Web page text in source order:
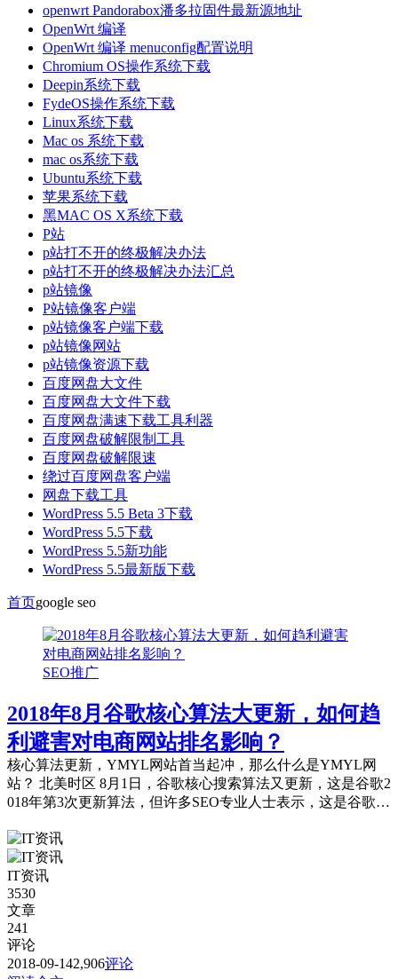
openwrt Pandorabox潘多拉固件最新源地址
OpenWrt 编译
OpenWrt 编译 menuconfig配置说明
Chromium OS操作系统下载
Deepin系统下载
FydeOS操作系统下载
Linux系统下载
Mac os 系统下载
mac os系统下载
Ubuntu系统下载
苹果系统下载
黑MAC OS X系统下载
P站
p站打不开的终极解决办法
p站打不开的终极解决办法汇总
p站镜像
P站镜像客户端
p站镜像客户端下载
p站镜像网站
p站镜像资源下载
百度网盘大文件
百度网盘大文件下载
百度网盘满速下载工具利器
百度网盘破解限制工具
百度网盘破解限速
绕过百度网盘客户端
网盘下载工具
WordPress 5.5 Beta 3下载
WordPress 5.5下载
WordPress 5.5新功能
WordPress 5.5最新版下载
首页google seo
SEO推广
2018年8月谷歌核心算法大更新，如何趋
利避害对电商网站排名影响？
核心算法更新，YMYL网站首当起冲，那么什么是YMYL网
站？ 北美时区 8月1日，谷歌核心搜索算法又更新，这是谷歌2
018年第3次更新算法，但许多SEO专业人士表示，这是谷歌自
IT资讯
3530
文章
241
评论
2018-09-142,906评论